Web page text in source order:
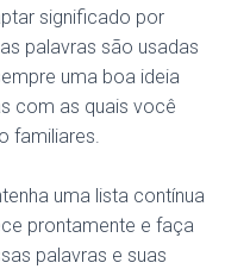
significado por
palavras são usadas
uma boa ideia
com as quais você
familiares.
uma lista contínua
prontamente e faça
palavras e suas